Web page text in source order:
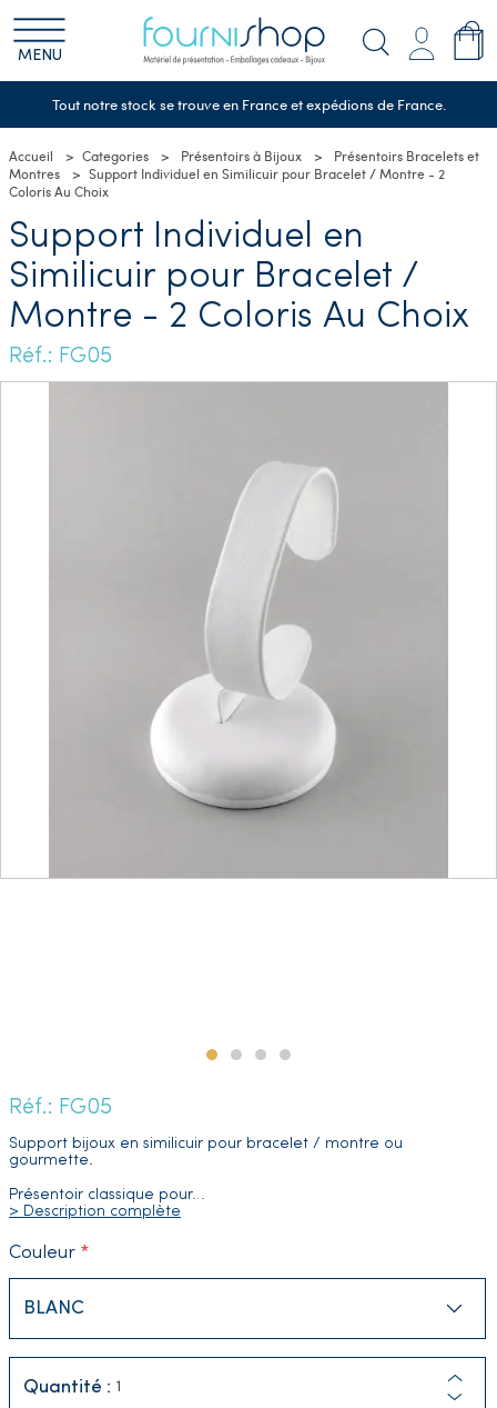
MENU
Tout notre stock se trouve en France et expédions de France.
Accueil Categories Présentoirs à Bijoux
Présentoirs Bracelets et
Montres
Support Individuel en Similicuir pour Bracelet / Montre - 2
Coloris Au Choix
Support Individuel en
Similicuir pour Bracelet /
Montre - 2 Coloris Au Choix
Réf.: FG05
Réf.: FG05
Support bijoux en similicuir pour bracelet / montre ou
gourmette.
Présentoir classique pour…
> Description complète
Couleur
Quantité :